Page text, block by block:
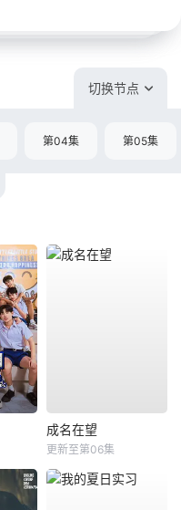
切换节点
第04集 第05集
成名在望
更新至第06集